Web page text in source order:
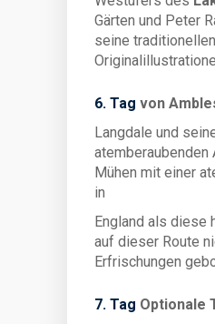
Gärten und Peter
seine
6. Tag von
Langdale und
atemberaubenden
Mühen mit einer
in
England als diese
auf dieser Route
Erfrischungen
7. Tag Optionale